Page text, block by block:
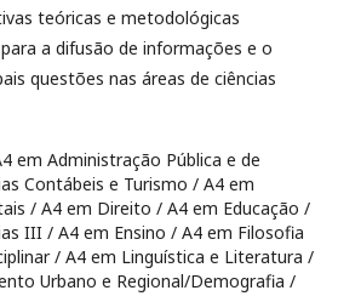
teóricas e metodológicas
a difusão de informações e o
questões nas áreas de ciências
em Administração Pública e de
Contábeis e Turismo / A4 em
/ A4 em Direito / A4 em Educação /
III / A4 em Ensino / A4 em Filosofia
/ A4 em Linguística e Literatura /
Urbano e Regional/Demografia /